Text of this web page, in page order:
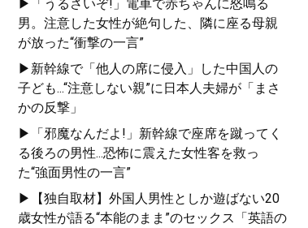
▶「うるさいぞ!」電車で赤ちゃんに怒鳴る
男。注意した女性が絶句した、隣に座る母親
が放った“衝撃の一言”
▶新幹線で「他人の席に侵入」した中国人の
子ども...“注意しない親”に日本人夫婦が「まさ
かの反撃」
▶「邪魔なんだよ!」新幹線で座席を蹴ってく
る後ろの男性...恐怖に震えた女性客を救っ
た“強面男性の一言”
▶【独自取材】外国人男性としか遊ばない20
歳女性が語る“本能のまま”のセックス「英語の